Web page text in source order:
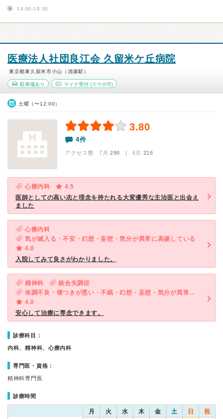
14:00-16:30
医療法人社団良江会 久留米ケ丘病院
東京都東久留米市小山（清瀬駅）
駐車場あり マイナ受付(スマホ可)
土曜（〜12:00）
3.80
4件
アクセス数 7月:290 | 6月:216
心療内科
4.5
医師としての高い志と理念を持たれる大変優秀な主治医と出会え
ました
心療内科
気が滅入る・不安・幻想・妄想・気分が異常に高揚している
4.0
入院してみて良さがわかりました。
精神科
統合失調症
体調不良・寝つきが悪い・不眠・幻想・妄想・気分が異常に高揚している
4.0
安心して治療に専念できます。
診療科目：
内科、精神科、心療内科
専門医・資格：
精神科専門医
診療時間
月 火 水 木 金 土 日 祝